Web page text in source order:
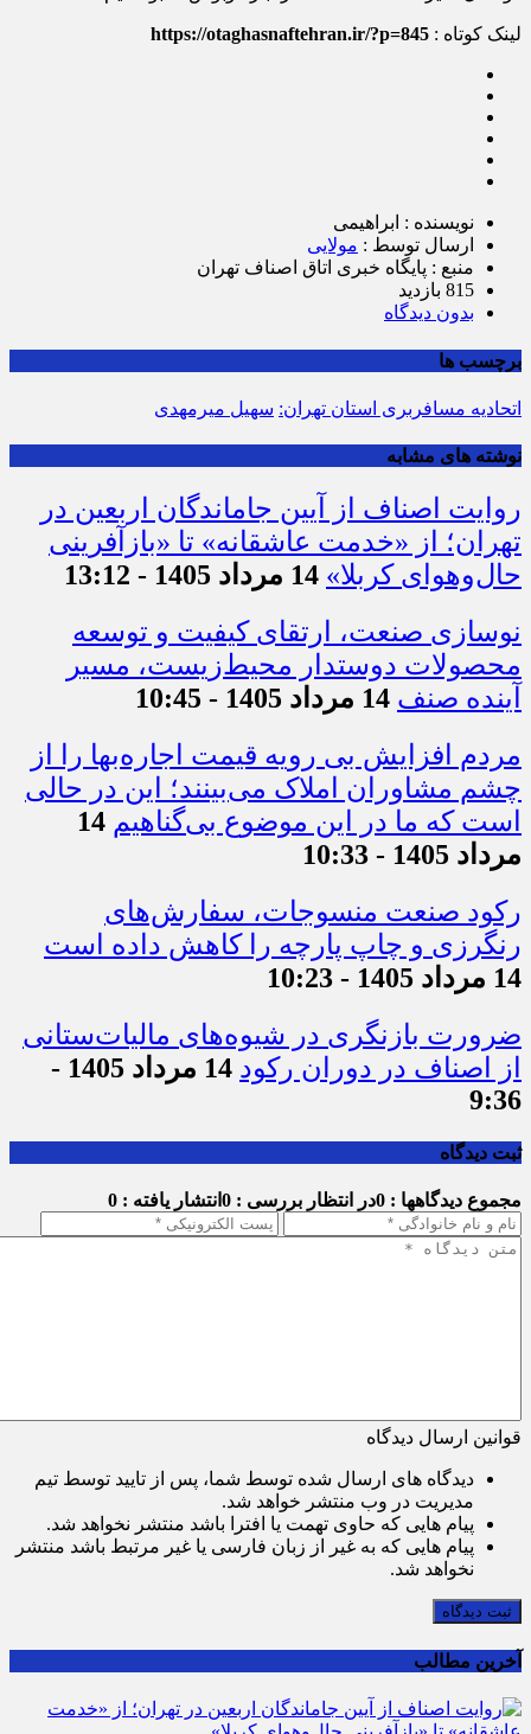
لینک کوتاه : https://otaghasnaftehran.ir/?p=845
نویسنده : ابراهیمی
ارسال توسط : مولایی
منبع : پایگاه خبری اتاق اصناف تهران
815 بازدید
بدون دیدگاه
برچسب ها
اتحادیه مسافربری استان تهران: سهیل میرمهدی
نوشته های مشابه
روایت اصناف از آیین جاماندگان اربعین در
تهران؛ از «خدمت عاشقانه» تا «بازآفرینی
حال‌وهوای کربلا» 14 مرداد 1405 - 13:12
نوسازی صنعت، ارتقای کیفیت و توسعه
محصولات دوستدار محیط‌زیست، مسیر
آینده صنف 14 مرداد 1405 - 10:45
مردم افزایش بی رویه قیمت اجاره‌بها را از
چشم مشاوران املاک می‌بینند؛ این در حالی
است که ما در این موضوع بی‌گناهیم 14
مرداد 1405 - 10:33
رکود صنعت منسوجات، سفارش‌های
رنگرزی و چاپ پارچه را کاهش داده است
14 مرداد 1405 - 10:23
ضرورت بازنگری در شیوه‌های مالیات‌ستانی
از اصناف در دوران رکود
14 مرداد 1405 -
9:36
ثبت دیدگاه
مجموع دیدگاهها : 0 در انتظار بررسی : 0 انتشار یافته : 0
قوانین ارسال دیدگاه
دیدگاه های ارسال شده توسط شما، پس از تایید توسط تیم
مدیریت در وب منتشر خواهد شد.
پیام هایی که حاوی تهمت یا افترا باشد منتشر نخواهد شد.
پیام هایی که به غیر از زبان فارسی یا غیر مرتبط باشد منتشر
نخواهد شد.
ثبت دیدگاه
آخرین مطالب